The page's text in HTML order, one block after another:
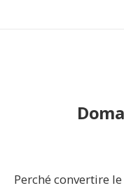
Perché convertire